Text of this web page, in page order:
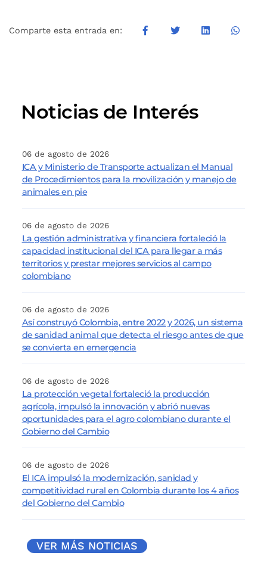
Comparte esta entrada en:
Noticias de Interés
06 de agosto de 2026
ICA y Ministerio de Transporte actualizan el Manual
de Procedimientos para la movilización y manejo de
animales en pie
06 de agosto de 2026
La gestión administrativa y financiera fortaleció la
capacidad institucional del ICA para llegar a más
territorios y prestar mejores servicios al campo
colombiano
06 de agosto de 2026
Así construyó Colombia, entre 2022 y 2026, un sistema
de sanidad animal que detecta el riesgo antes de que
se convierta en emergencia
06 de agosto de 2026
La protección vegetal fortaleció la producción
agrícola, impulsó la innovación y abrió nuevas
oportunidades para el agro colombiano durante el
Gobierno del Cambio
06 de agosto de 2026
El ICA impulsó la modernización, sanidad y
competitividad rural en Colombia durante los 4 años
del Gobierno del Cambio
VER MÁS NOTICIAS